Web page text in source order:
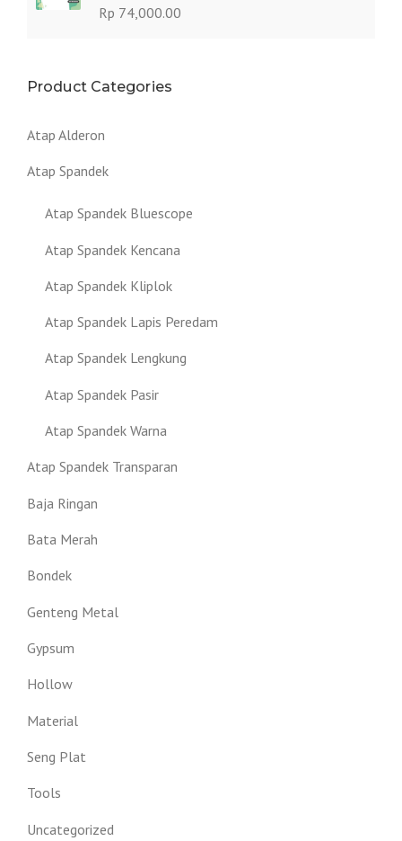
Rp 74,000.00
Product Categories
Atap Alderon
Atap Spandek
Atap Spandek Bluescope
Atap Spandek Kencana
Atap Spandek Kliplok
Atap Spandek Lapis Peredam
Atap Spandek Lengkung
Atap Spandek Pasir
Atap Spandek Warna
Atap Spandek Transparan
Baja Ringan
Bata Merah
Bondek
Genteng Metal
Gypsum
Hollow
Material
Seng Plat
Tools
Uncategorized